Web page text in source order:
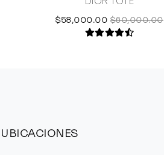
$58,000.00 $60,000.00
UBICACIONES